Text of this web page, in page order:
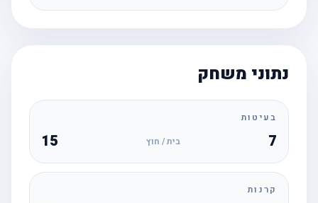
נתוני משחק
בעיטות
בית / חוץ 15
קרנות